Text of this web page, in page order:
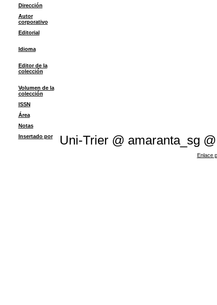
Dirección
Autor
corporativo
Editorial
Idioma
Editor de la
colección
Volumen de la
colección
ISSN
Área
Notas
Insertado por
Uni-Trier @ amaranta_sg @
Enlace